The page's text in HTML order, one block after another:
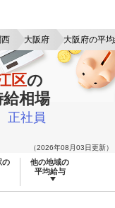
大阪府 大阪府の平
区の
相場
正社員
（2026年08月03日更新）
の
他の地域の
平均給与